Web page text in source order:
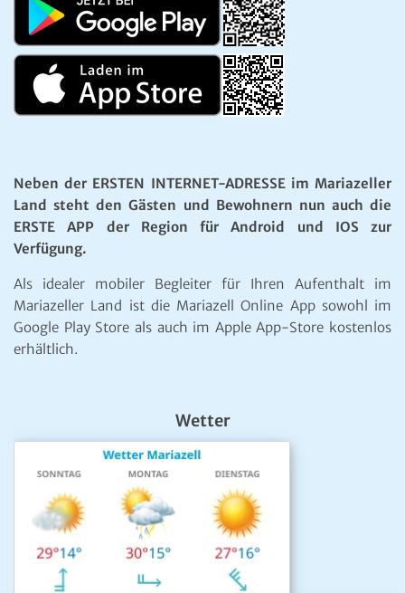
Neben der ERSTEN INTERNET-ADRESSE im Mariazeller
Land steht den Gästen und Bewohnern nun auch die
ERSTE APP der Region für Android und IOS zur
Verfügung.
Als idealer mobiler Begleiter für Ihren Aufenthalt im
Mariazeller Land ist die Mariazell Online App sowohl im
Google Play Store als auch im Apple App-Store kostenlos
erhältlich.
Wetter